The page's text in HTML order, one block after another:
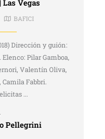
Las Vegas
BAFICI
Dirección y guión:
Pilar Gamboa,
Valentín Oliva,
Fabbri.
...
Pellegrini